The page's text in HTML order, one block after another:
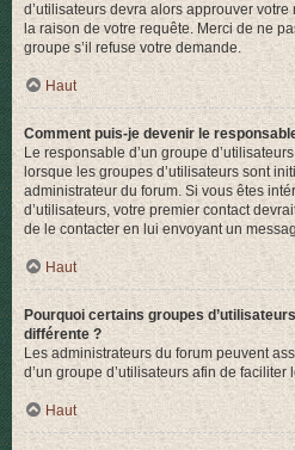
d’utilisateurs devra alors approuver
la raison de votre requête. Merci de ne
groupe s’il refuse votre demande.
Haut
Comment puis-je devenir le
Le responsable d’un groupe
lorsque les groupes d’utilisateurs sont
administrateur du forum. Si vous êtes
d’utilisateurs, votre premier contact
de le contacter en lui envoyant un
Haut
Pourquoi certains groupes
différente ?
Les administrateurs du forum peuvent
d’un groupe d’utilisateurs afin de faciliter
Haut